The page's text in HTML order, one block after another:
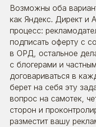
Возможны оба
как Яндекс. Директ и
процесс:
подписать оферту с
в ОРД, остальное
с блогерами и
договариваться в
берет на себя эту
вопрос на самотек,
сторон и
разместит вашу